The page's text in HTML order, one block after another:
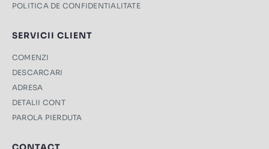
POLITICA DE CONFIDENTIALITATE
SERVICII CLIENT
COMENZI
DESCARCARI
ADRESA
DETALII CONT
PAROLA PIERDUTA